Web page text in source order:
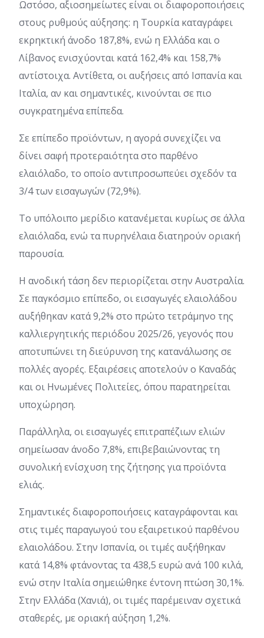
Ωστόσο, αξιοσημείωτες είναι οι διαφοροποιήσεις
στους ρυθμούς αύξησης: η Τουρκία καταγράφει
εκρηκτική άνοδο 187,8%, ενώ η Ελλάδα και ο
Λίβανος ενισχύονται κατά 162,4% και 158,7%
αντίστοιχα. Αντίθετα, οι αυξήσεις από Ισπανία και
Ιταλία, αν και σημαντικές, κινούνται σε πιο
συγκρατημένα επίπεδα.
Σε επίπεδο προϊόντων, η αγορά συνεχίζει να
δίνει σαφή προτεραιότητα στο παρθένο
ελαιόλαδο, το οποίο αντιπροσωπεύει σχεδόν τα
3/4 των εισαγωγών (72,9%).
Το υπόλοιπο μερίδιο κατανέμεται κυρίως σε άλλα
ελαιόλαδα, ενώ τα πυρηνέλαια διατηρούν οριακή
παρουσία.
Η ανοδική τάση δεν περιορίζεται στην Αυστραλία.
Σε παγκόσμιο επίπεδο, οι εισαγωγές ελαιολάδου
αυξήθηκαν κατά 9,2% στο πρώτο τετράμηνο της
καλλιεργητικής περιόδου 2025/26, γεγονός που
αποτυπώνει τη διεύρυνση της κατανάλωσης σε
πολλές αγορές. Εξαιρέσεις αποτελούν ο Καναδάς
και οι Ηνωμένες Πολιτείες, όπου παρατηρείται
υποχώρηση.
Παράλληλα, οι εισαγωγές επιτραπέζιων ελιών
σημείωσαν άνοδο 7,8%, επιβεβαιώνοντας τη
συνολική ενίσχυση της ζήτησης για προϊόντα
ελιάς.
Σημαντικές διαφοροποιήσεις καταγράφονται και
στις τιμές παραγωγού του εξαιρετικού παρθένου
ελαιολάδου. Στην Ισπανία, οι τιμές αυξήθηκαν
κατά 14,8% φτάνοντας τα 438,5 ευρώ ανά 100 κιλά,
ενώ στην Ιταλία σημειώθηκε έντονη πτώση 30,1%.
Στην Ελλάδα (Χανιά), οι τιμές παρέμειναν σχετικά
σταθερές, με οριακή αύξηση 1,2%.